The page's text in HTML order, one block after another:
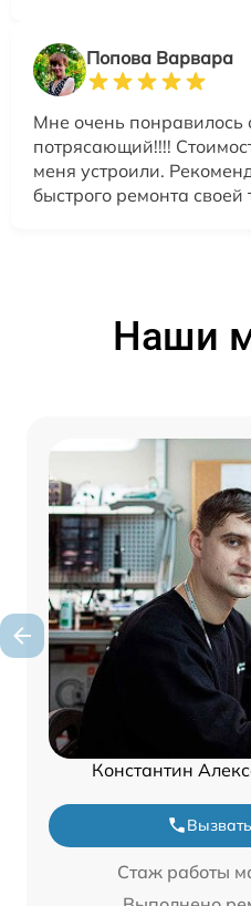
Попова Варвара
Мне очень
потрясающий!!!!
меня устроили.
быстрого ремонта своей
Наши
Константин
Стаж работы